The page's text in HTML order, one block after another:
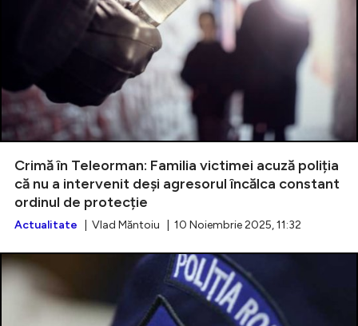
Crimă în Teleorman: Familia victimei acuză poliția
că nu a intervenit deși agresorul încălca constant
ordinul de protecție
Actualitate | Vlad Măntoiu | 10 Noiembrie 2025, 11:32